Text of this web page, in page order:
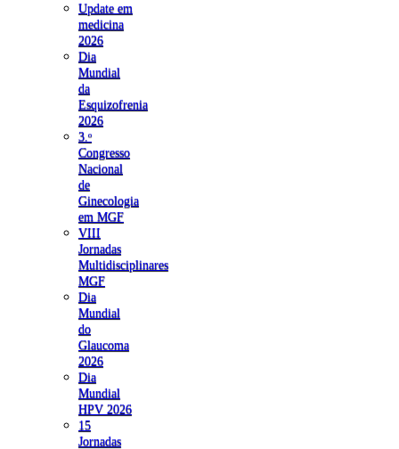
Update em
medicina
2026
Dia
Mundial
da
Esquizofrenia
2026
3.ᵒ
Congresso
Nacional
de
Ginecologia
em MGF
VIII
Jornadas
Multidisciplinares
MGF
Dia
Mundial
do
Glaucoma
2026
Dia
Mundial
HPV 2026
15
Jornadas